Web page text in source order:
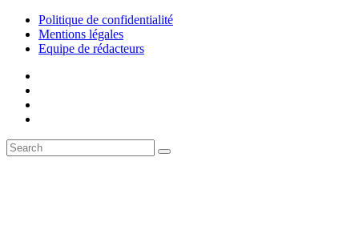
Politique de confidentialité
Mentions légales
Equipe de rédacteurs